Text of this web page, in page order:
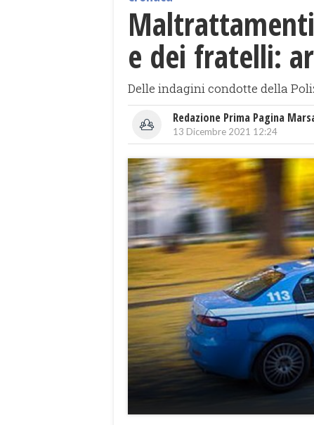
e dei fratelli:
Delle indagini condotte della
Redazione Prima Pagina
13 Dicembre 2021 12:24